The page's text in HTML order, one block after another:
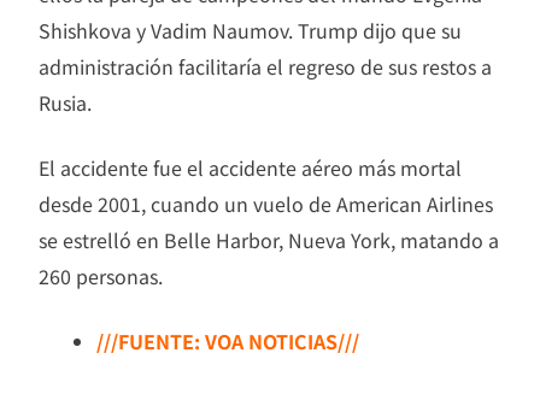
Shishkova y Vadim Naumov. Trump dijo que su
administración facilitaría el regreso de sus restos a
Rusia.
El accidente fue el accidente aéreo más mortal
desde 2001, cuando un vuelo de American Airlines
se estrelló en Belle Harbor, Nueva York, matando a
260 personas.
///FUENTE: VOA NOTICIAS///